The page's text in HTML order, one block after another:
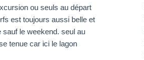
ou seuls au départ
est toujours aussi belle et
sauf le weekend. seul au
tenue car ici le lagon